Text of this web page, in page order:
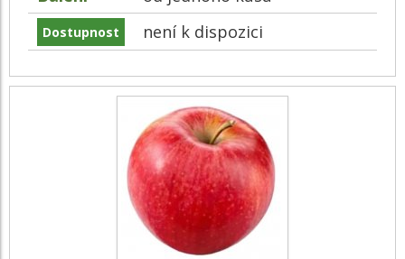
Dostupnost není k dispozici